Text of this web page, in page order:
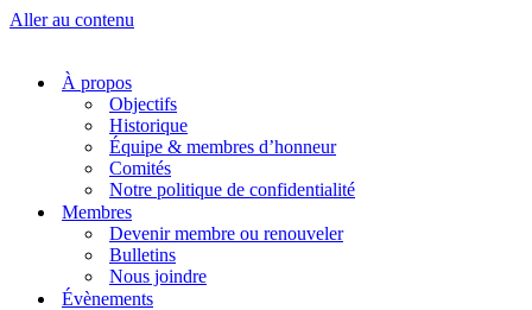
Aller au contenu
À propos
Objectifs
Historique
Équipe & membres d’honneur
Comités
Notre politique de confidentialité
Membres
Devenir membre ou renouveler
Bulletins
Nous joindre
Évènements